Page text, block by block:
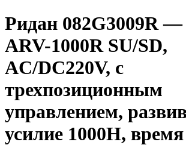
Ридан 082G3009R
ARV-1000R SU/SD,
AC/DC220V, с
трехпозиционным
управлением,
усилие 1000Н, время